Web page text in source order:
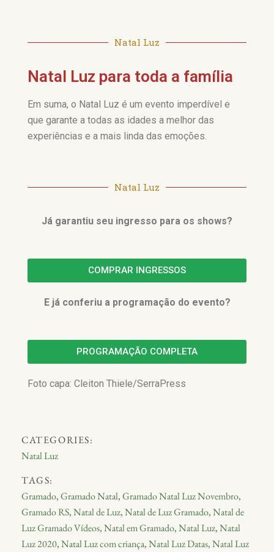
Natal Luz
Natal Luz para toda a família
Em suma, o Natal Luz é um evento imperdível e
que garante a todas as idades a melhor das
experiências e a mais linda das emoções.
Natal Luz
Já garantiu seu ingresso para os shows?
COMPRAR INGRESSOS
E já conferiu a programação do evento?
PROGRAMAÇÃO COMPLETA
Foto capa: Cleiton Thiele/SerraPress
CATEGORIES:
Natal Luz
TAGS:
Gramado,Gramado Natal,Gramado Natal Luz Novembro,
Gramado RS,Natal de Luz,Natal de Luz Gramado,Natal de
Luz Gramado Vídeos,Natal em Gramado,Natal Luz,Natal
Luz 2020,Natal Luz com criança,Natal Luz Datas,Natal Luz